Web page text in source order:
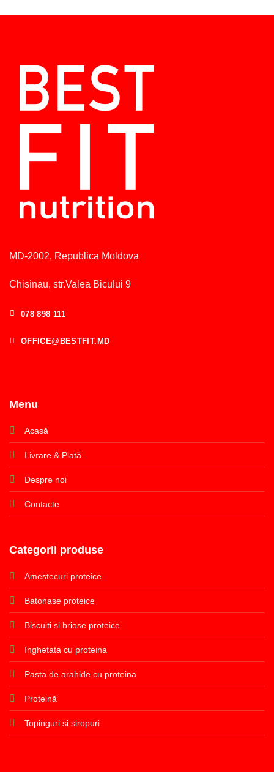
MD-2002, Republica Moldova
Chisinau, str.Valea Bicului 9
078 898 111
OFFICE@BESTFIT.MD
Menu
Acasă
Livrare & Plată
Despre noi
Contacte
Categorii produse
Amestecuri proteice
Batonase proteice
Biscuiti si briose proteice
Inghetata cu proteina
Pasta de arahide cu proteina
Proteină
Topinguri si siropuri